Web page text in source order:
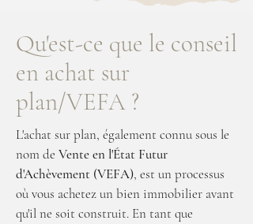
Qu'est-ce que le conseil
en achat sur
plan/VEFA ?
L'achat sur plan, également connu sous le
nom de Vente en l'État Futur
d'Achèvement (VEFA), est un processus
où vous achetez un bien immobilier avant
qu'il ne soit construit. En tant que